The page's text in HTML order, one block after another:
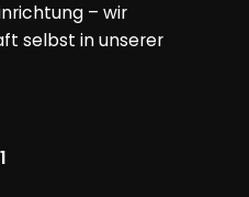
– wir
selbst in unserer